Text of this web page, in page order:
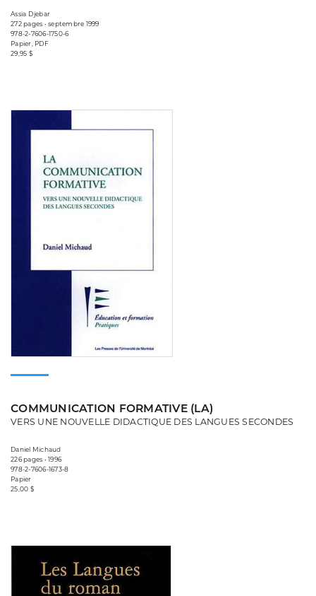
Assia Djebar
272 pages • septembre 1999
978-2-7606-1750-6
Papier, PDF
29,95 $
COMMUNICATION FORMATIVE (LA)
VERS UNE NOUVELLE DIDACTIQUE DES LANGUES SECONDES
Daniel Michaud
226 pages • 1996
978-2-7606-1673-8
Papier
25,00 $